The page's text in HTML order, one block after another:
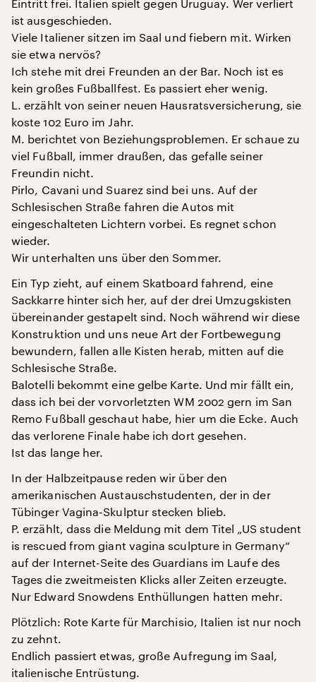
Eintritt frei. Italien spielt gegen Uruguay. Wer verliert
ist ausgeschieden.
Viele Italiener sitzen im Saal und fiebern mit. Wirken
sie etwa nervös?
Ich stehe mit drei Freunden an der Bar. Noch ist es
kein großes Fußballfest. Es passiert eher wenig.
L. erzählt von seiner neuen Hausratsversicherung, sie
koste 102 Euro im Jahr.
M. berichtet von Beziehungsproblemen. Er schaue zu
viel Fußball, immer draußen, das gefalle seiner
Freundin nicht.
Pirlo, Cavani und Suarez sind bei uns. Auf der
Schlesischen Straße fahren die Autos mit
eingeschalteten Lichtern vorbei. Es regnet schon
wieder.
Wir unterhalten uns über den Sommer.
Ein Typ zieht, auf einem Skatboard fahrend, eine
Sackkarre hinter sich her, auf der drei Umzugskisten
übereinander gestapelt sind. Noch während wir diese
Konstruktion und uns neue Art der Fortbewegung
bewundern, fallen alle Kisten herab, mitten auf die
Schlesische Straße.
Balotelli bekommt eine gelbe Karte. Und mir fällt ein,
dass ich bei der vorvorletzten WM 2002 gern im San
Remo Fußball geschaut habe, hier um die Ecke. Auch
das verlorene Finale habe ich dort gesehen.
Ist das lange her.
In der Halbzeitpause reden wir über den
amerikanischen Austauschstudenten, der in der
Tübinger Vagina-Skulptur stecken blieb.
P. erzählt, dass die Meldung mit dem Titel „US student
is rescued from giant vagina sculpture in Germany“
auf der Internet-Seite des Guardians im Laufe des
Tages die zweitmeisten Klicks aller Zeiten erzeugte.
Nur Edward Snowdens Enthüllungen hatten mehr.
Plötzlich: Rote Karte für Marchisio, Italien ist nur noch
zu zehnt.
Endlich passiert etwas, große Aufregung im Saal,
italienische Entrüstung.